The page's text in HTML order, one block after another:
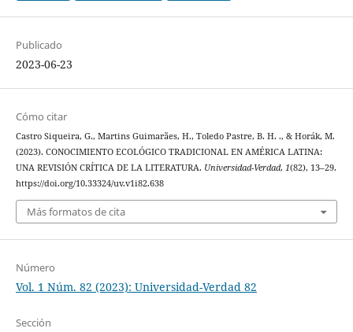
Publicado
2023-06-23
Cómo citar
Castro Siqueira, G., Martins Guimarães, H., Toledo Pastre, B. H. ., & Horák, M.
(2023). CONOCIMIENTO ECOLÓGICO TRADICIONAL EN AMÉRICA LATINA:
UNA REVISIÓN CRÍTICA DE LA LITERATURA. Universidad-Verdad, 1(82), 13–29.
https://doi.org/10.33324/uv.v1i82.638
Más formatos de cita
Número
Vol. 1 Núm. 82 (2023): Universidad-Verdad 82
Sección